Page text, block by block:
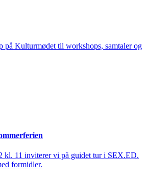
Kulturmødet til workshops, samtaler og
kl. 11 inviterer vi på guidet tur i SEX.ED.
formidler.